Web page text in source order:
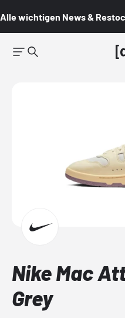
Alle wichtigen News &
Nike Mac
Grey